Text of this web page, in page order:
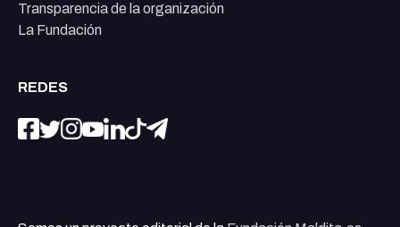
Transparencia de la organización
La Fundación
REDES